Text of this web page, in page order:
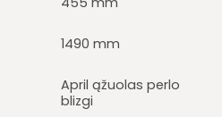
1490 mm
April ąžuolas perlo
blizgi